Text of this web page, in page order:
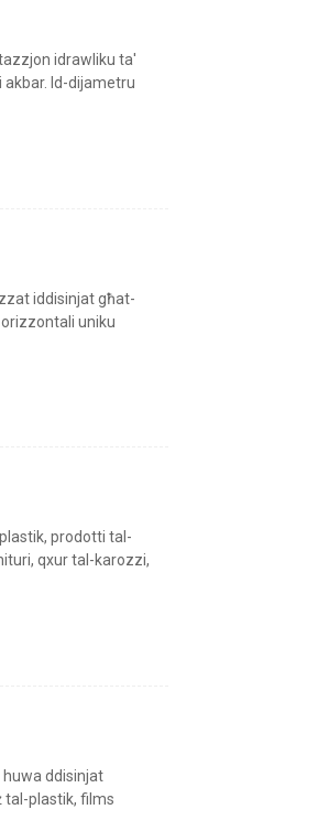
idrawliku ta'
Id-dijametru
iddisinjat għat-
uniku
prodotti tal-
qxur tal-karozzi,
ddisinjat
tal-plastik, films